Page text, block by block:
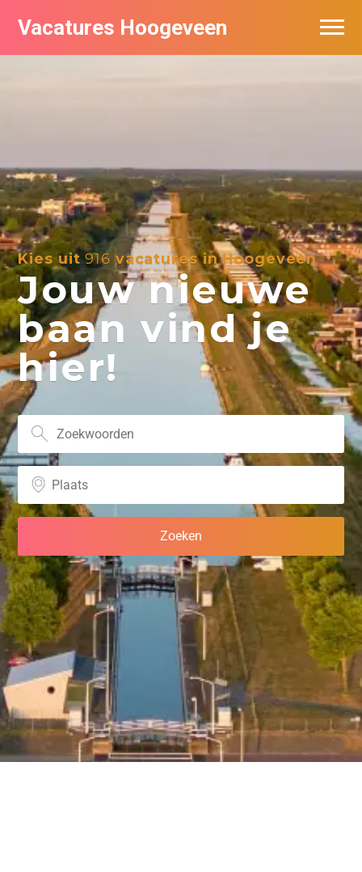
Vacatures Hoogeveen
Kies uit916 vacatures in Hoogeveen
Jouw nieuwe
baan vind je
hier!
Vacatures per bedrijf